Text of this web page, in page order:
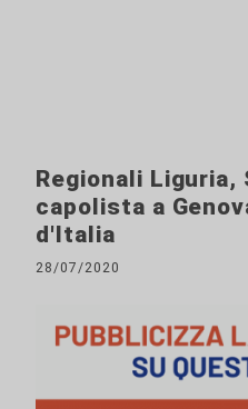
Regionali
capolista a
d'Italia
28/07/2020